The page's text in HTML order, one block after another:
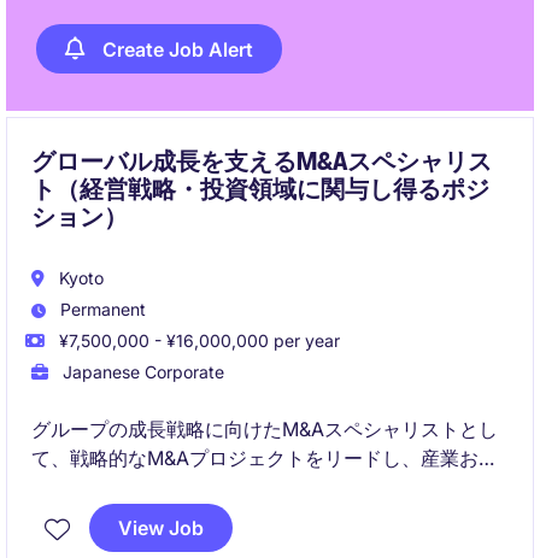
Create Job Alert
グローバル成長を支えるM&Aスペシャリス
ト（経営戦略・投資領域に関与し得るポジ
ション）
Kyoto
Permanent
¥7,500,000 - ¥16,000,000 per year
Japanese Corporate
グループの成長戦略に向けたM&Aスペシャリストとし
て、戦略的なM&Aプロジェクトをリードし、産業およ
計の専門知識を活かし、京都府を拠点に活躍するポジ
ションです。
View Job